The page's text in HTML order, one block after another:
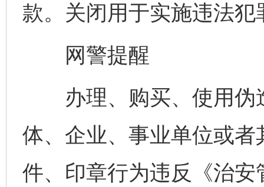
款。关闭用于实施违法
网警提醒
办理、购买、使用伪
体、企业、事业单位或
件、印章行为违反《治